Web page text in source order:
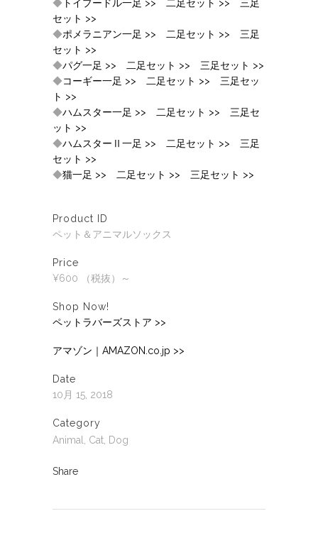
◆ トイプードル一足 >> 二足セット >>
三足
セット >>
◆ポメラニアン一足 >> 二足セット >>
三足
セット >>
◆パグ一足 >> 二足セット >>
三足セット >>
◆コーギー一足 >> 二足セット >>
三足セッ
ト >>
◆ハムスター一足 >> 二足セット >>
三足セ
ット >>
◆ハムスターⅡ一足 >> 二足セット >>
三足
セット >>
◆猫一足 >> 二足セット >> 三足セット >>
Product ID
ペット＆アニマルソックス
Price
¥600 （税抜）～
Shop Now!
ペットラバーズストア >>
アマゾン｜AMAZON.co.jp >>
Date
10月 15, 2018
Category
Animal, Cat, Dog
Share